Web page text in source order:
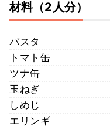
材料（2人分）
パスタ
トマト缶
ツナ缶
玉ねぎ
しめじ
エリンギ